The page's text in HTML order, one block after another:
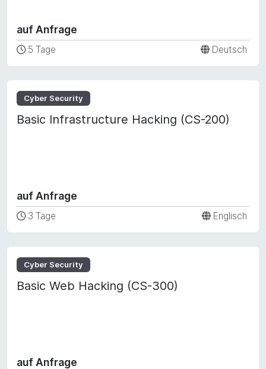
auf Anfrage
5 Tage Deutsch
Cyber Security
Basic Infrastructure Hacking (CS-200)
auf Anfrage
3 Tage Englisch
Cyber Security
Basic Web Hacking (CS-300)
auf Anfrage